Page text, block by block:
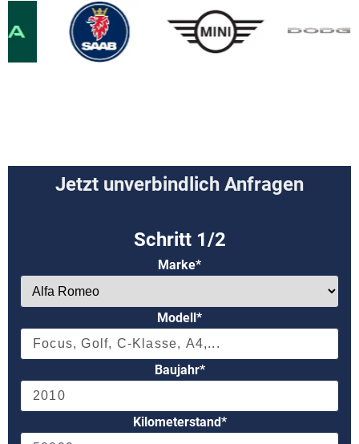
Jetzt unverbindlich Anfragen
Marke*
Modell*
Baujahr*
Kilometerstand*